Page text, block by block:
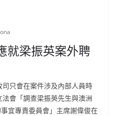
就梁振英案外聘
只會在案件涉及內部人員時
會「調查梁振英先生與澳洲
宜專責委員會」主席謝偉俊在